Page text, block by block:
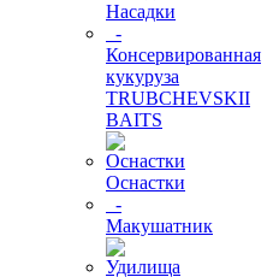
Насадки
-
Консервированная
кукуруза
TRUBCHEVSKII
BAITS
Оснастки
-
Макушатник